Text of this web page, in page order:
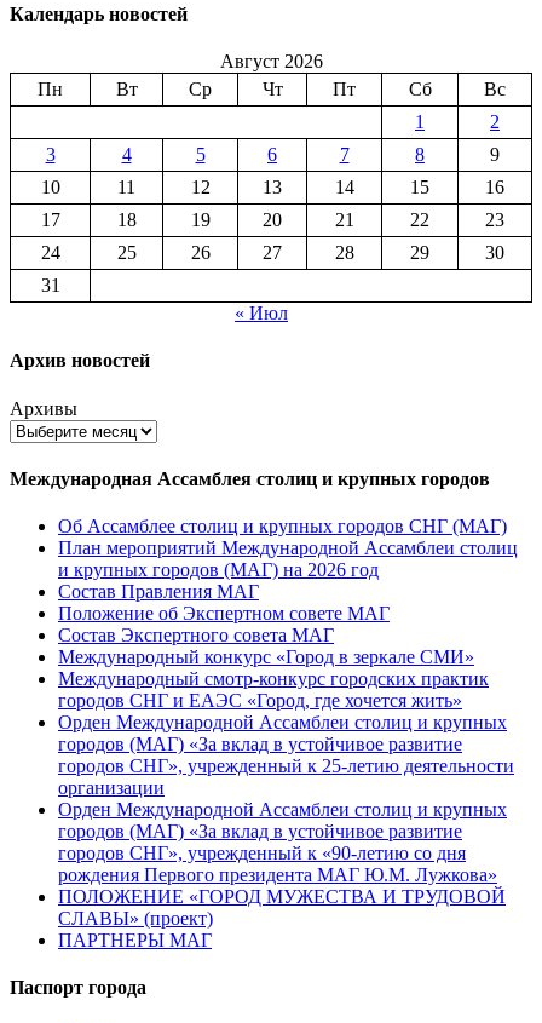
Календарь новостей
Август 2026
Пн
Вт Ср Чт Пт Сб
Вс
1
2
3
4 5 6 7 8
9
10
11 12 13 14 15
16
17
18 19 20 21 22
23
24
25 26 27 28 29
30
31
« Июл
Архив новостей
Архивы
Международная Ассамблея столиц и крупных городов
Об Ассамблее столиц и крупных городов СНГ (МАГ)
План мероприятий Международной Ассамблеи столиц
и крупных городов (МАГ) на 2026 год
Состав Правления МАГ
Положение об Экспертном совете МАГ
Состав Экспертного совета МАГ
Международный конкурс «Город в зеркале СМИ»
Международный смотр-конкурс городских практик
городов СНГ и ЕАЭС «Город, где хочется жить»
Орден Международной Ассамблеи столиц и крупных
городов (МАГ) «За вклад в устойчивое развитие
городов СНГ», учрежденный к 25-летию деятельности
организации
Орден Международной Ассамблеи столиц и крупных
городов (МАГ) «За вклад в устойчивое развитие
городов СНГ», учрежденный к «90-летию со дня
рождения Первого президента МАГ Ю.М. Лужкова»
ПОЛОЖЕНИЕ «ГОРОД МУЖЕСТВА И ТРУДОВОЙ
СЛАВЫ» (проект)
ПАРТНЕРЫ МАГ
Паспорт города